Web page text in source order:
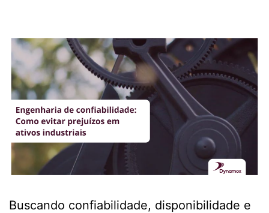
Buscando confiabilidade, disponibilidade e